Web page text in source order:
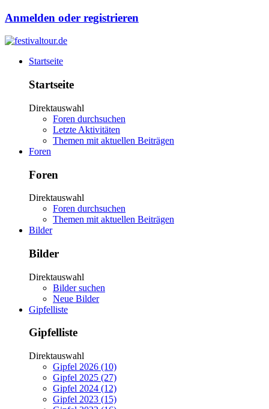
Anmelden oder registrieren
Startseite
Startseite
Direktauswahl
Foren durchsuchen
Letzte Aktivitäten
Themen mit aktuellen Beiträgen
Foren
Foren
Direktauswahl
Foren durchsuchen
Themen mit aktuellen Beiträgen
Bilder
Bilder
Direktauswahl
Bilder suchen
Neue Bilder
Gipfelliste
Gipfelliste
Direktauswahl
Gipfel 2026 (10)
Gipfel 2025 (27)
Gipfel 2024 (12)
Gipfel 2023 (15)